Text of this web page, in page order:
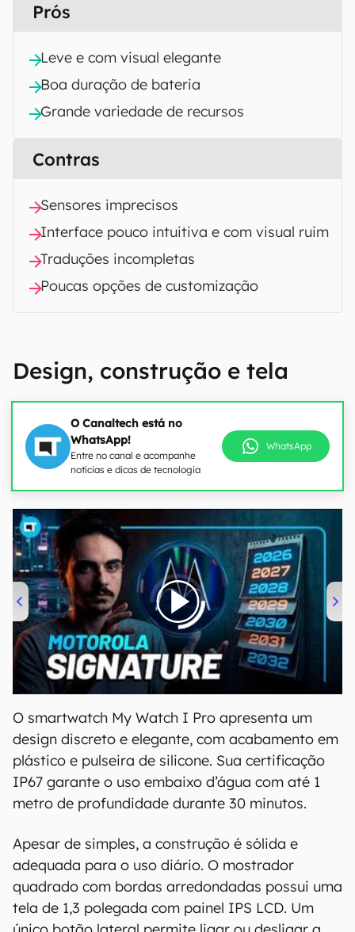
Prós
Leve e com visual elegante
Boa duração de bateria
Grande variedade de recursos
Contras
Sensores imprecisos
Interface pouco intuitiva e com visual ruim
Traduções incompletas
Poucas opções de customização
Design, construção e tela
O Canaltech está no
WhatsApp!
Entre no canal e acompanhe
notícias e dicas de tecnologia
WhatsApp
00:00/20:46
O smartwatch My Watch I Pro apresenta um
design discreto e elegante, com acabamento em
plástico e pulseira de silicone. Sua certificação
IP67 garante o uso embaixo d’água com até 1
metro de profundidade durante 30 minutos.
Apesar de simples, a construção é sólida e
adequada para o uso diário. O mostrador
quadrado com bordas arredondadas possui uma
tela de 1,3 polegada com painel IPS LCD. Um